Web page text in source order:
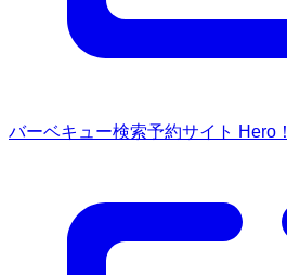
バーベキュー検索予約サイト Hero！